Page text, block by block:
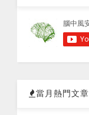
當月熱門文章